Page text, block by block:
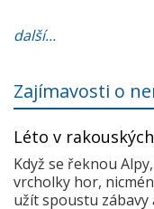
další...
Zajímavosti o
Léto v
Když se řeknou
vrcholky hor,
užít spoustu